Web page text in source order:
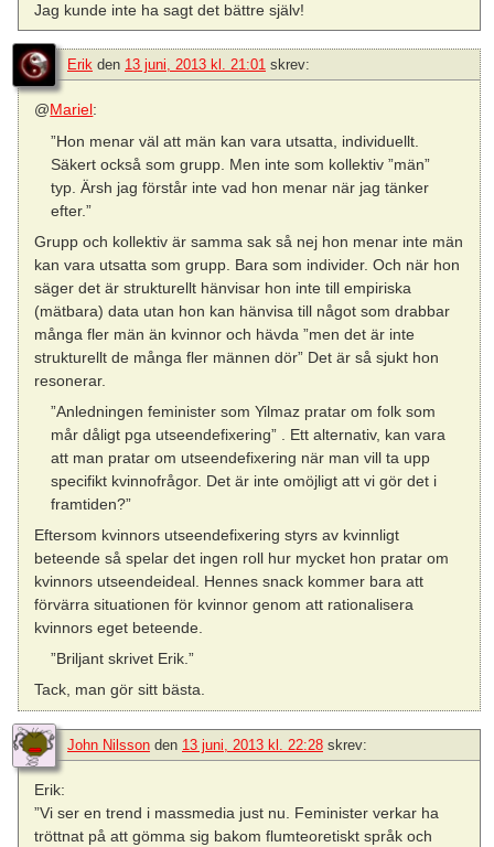
Jag kunde inte ha sagt det bättre själv!
Erik den 13 juni, 2013 kl. 21:01 skrev:
@Mariel:
”Hon menar väl att män kan vara utsatta, individuellt.
Säkert också som grupp. Men inte som kollektiv ”män”
typ. Ärsh jag förstår inte vad hon menar när jag tänker
efter.”
Grupp och kollektiv är samma sak så nej hon menar inte män
kan vara utsatta som grupp. Bara som individer. Och när hon
säger det är strukturellt hänvisar hon inte till empiriska
(mätbara) data utan hon kan hänvisa till något som drabbar
många fler män än kvinnor och hävda ”men det är inte
strukturellt de många fler männen dör” Det är så sjukt hon
resonerar.
”Anledningen feminister som Yilmaz pratar om folk som
mår dåligt pga utseendefixering” . Ett alternativ, kan vara
att man pratar om utseendefixering när man vill ta upp
specifikt kvinnofrågor. Det är inte omöjligt att vi gör det i
framtiden?”
Eftersom kvinnors utseendefixering styrs av kvinnligt
beteende så spelar det ingen roll hur mycket hon pratar om
kvinnors utseendeideal. Hennes snack kommer bara att
förvärra situationen för kvinnor genom att rationalisera
kvinnors eget beteende.
”Briljant skrivet Erik.”
Tack, man gör sitt bästa.
John Nilsson den 13 juni, 2013 kl. 22:28 skrev:
Erik:
”Vi ser en trend i massmedia just nu. Feminister verkar ha
tröttnat på att gömma sig bakom flumteoretiskt språk och